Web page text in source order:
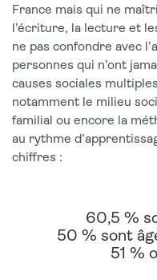
France mais qui ne
l’écriture, la lecture et
ne pas confondre avec
personnes qui n’ont
causes sociales
notamment le milieu
familial ou encore la
au rythme
chiffres :
60,5 %
50 % sont
51 %